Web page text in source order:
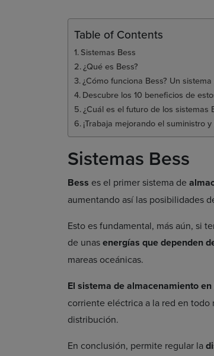
Table of Contents
Sistemas Bess
¿Qué es Bess?
¿Cómo funciona Bess? Un
Descubre los 10 beneficios de
¿Cuál es el futuro de los sistemas
¡Trabaja mejorando el suministro
Sistemas Bess
Bess es el primer sistema de
aumentando así las posibilidades
Esto es fundamental, más aún, si
de unasenergías que dependen
mareas oceánicas.
El sistema de almacenamiento
corriente eléctrica a la red en todo
distribución.
En conclusión, permite regular la